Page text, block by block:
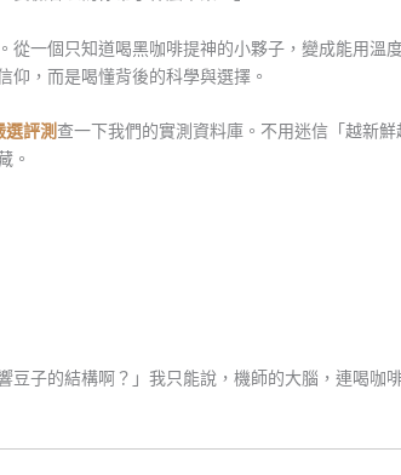
一個只知道喝黑咖啡提神的小夥子，變成能用溫
，而是喝懂背後的科學與選擇。
評測 查一下我們的實測資料庫。不用迷信「越新鮮
。
子的結構啊？」我只能說，機師的大腦，連喝咖